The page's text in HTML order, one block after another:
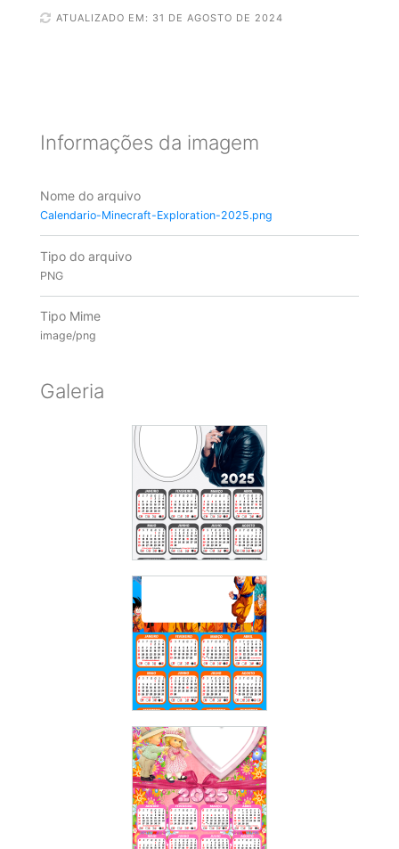
ATUALIZADO EM: 31 DE AGOSTO DE 2024
Informações da imagem
Nome do arquivo
Calendario-Minecraft-Exploration-2025.png
Tipo do arquivo
PNG
Tipo Mime
image/png
Galeria